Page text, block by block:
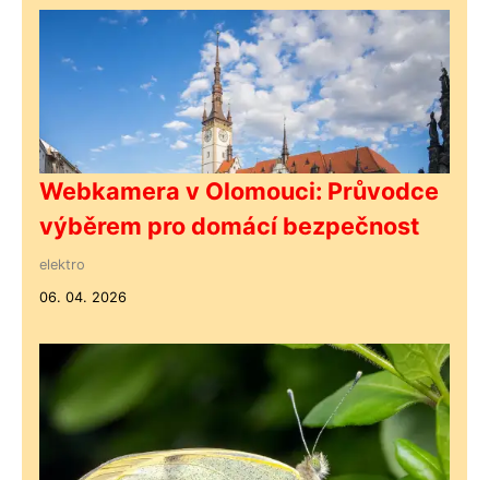
Webkamera v Olomouci: Průvodce
výběrem pro domácí bezpečnost
elektro
06. 04. 2026